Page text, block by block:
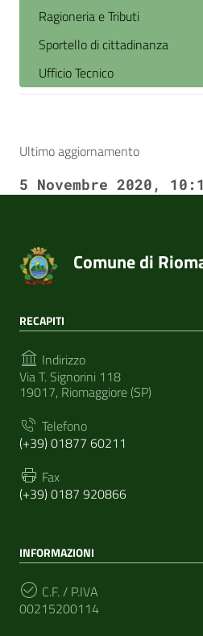
Ragioneria e Tributi
Sportello di cittadinanza
Ufficio Tecnico
Ultimo aggiornamento
5 Novembre 2020,
Comune di
RECAPITI
Indirizzo
Via T. Signorini 118
19017, Riomaggiore (SP)
Telefono
(+39) 01877 60211
Fax
(+39) 0187 920866
INFORMAZIONI
C.F. / P.IVA
00215200114